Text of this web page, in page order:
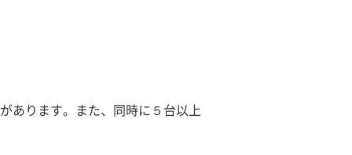
あります。また、同時に５台以上